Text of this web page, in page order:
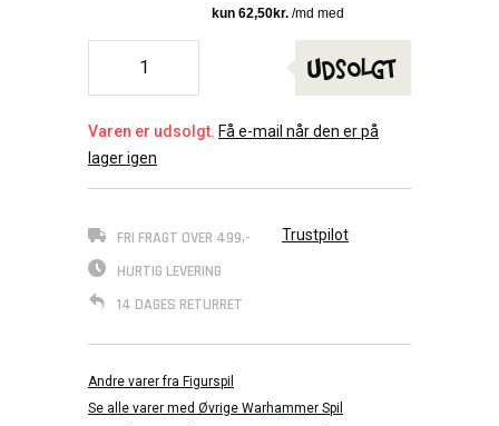
Udsolgt
Varen er udsolgt. Få e-mail når den er på
lager igen
FRI FRAGT OVER 499,-
HURTIG LEVERING
14 DAGES RETURRET
Trustpilot
Andre varer fra Figurspil
Se alle varer med Øvrige Warhammer Spil